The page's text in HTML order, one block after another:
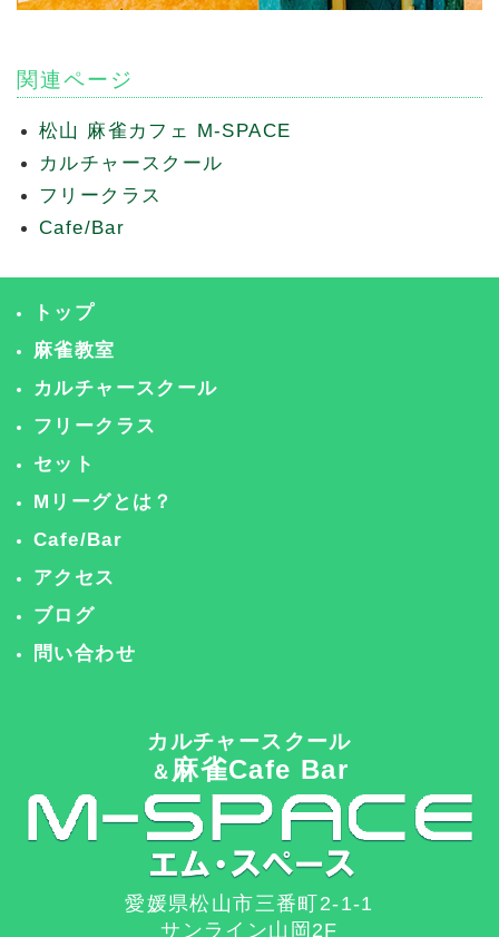
関連ページ
松山 麻雀カフェ M-SPACE
カルチャースクール
フリークラス
Cafe/Bar
トップ
麻雀教室
カルチャースクール
フリークラス
セット
Mリーグとは？
Cafe/Bar
アクセス
ブログ
問い合わせ
カルチャースクール
＆ 麻雀Cafe Bar
愛媛県松山市三番町2-1-1
サンライン山岡2F